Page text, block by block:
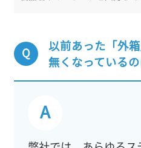
以前あった「外
無くなっている